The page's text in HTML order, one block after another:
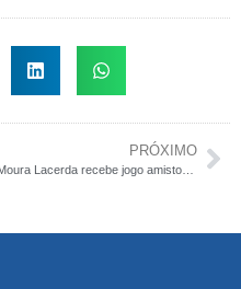
PRÓXIMO
Moura Lacerda recebe jogo amistoso de basquete em cadeira de rodas neste domingo